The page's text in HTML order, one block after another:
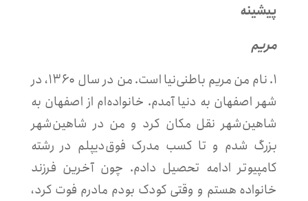
پیشینه
مریم
۱. نام من مریم باطنی‌نیا است. من در سال ۱۳۶۰، در
شهر اصفهان به دنیا آمدم. خانواده‌ام از اصفهان به
شاهین‌شهر نقل مکان کرد و من در شاهین‌شهر
بزرگ شدم و تا کسب مدرک فوق‌دیپلم در رشته
کامپیوتر ادامه تحصیل دادم. چون آخرین فرزند
خانواده هستم و وقتی کودک بودم مادرم فوت کرد،